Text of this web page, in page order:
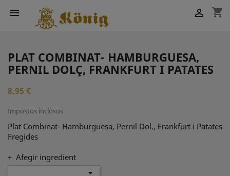
 shopping_cart

PLAT COMBINAT- HAMBURGUESA,
PERNIL DOLÇ, FRANKFURT I PATATES
8,95 €
Impostos inclosos
Plat Combinat- Hamburguesa, Pernil Dol., Frankfurt i Patates
Fregides
+ Afegir ingredient